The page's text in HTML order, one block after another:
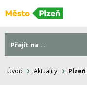
Úvod Aktuality
Přejít na ...